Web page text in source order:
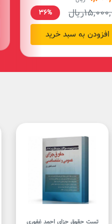
ریال 36%
افزودن به سبد خرید
تست حقوق جزای احمد غفوری